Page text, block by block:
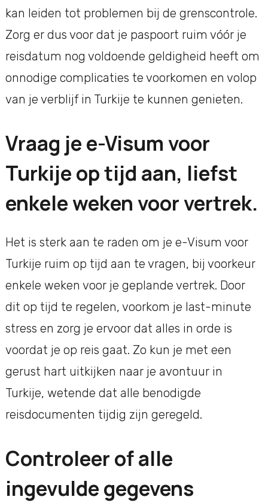
kan leiden tot problemen bij de grenscontrole.
Zorg er dus voor dat je paspoort ruim vóór je
reisdatum nog voldoende geldigheid heeft om
onnodige complicaties te voorkomen en volop
van je verblijf in Turkije te kunnen genieten.
Vraag je e-Visum voor
Turkije op tijd aan, liefst
enkele weken voor vertrek.
Het is sterk aan te raden om je e-Visum voor
Turkije ruim op tijd aan te vragen, bij voorkeur
enkele weken voor je geplande vertrek. Door
dit op tijd te regelen, voorkom je last-minute
stress en zorg je ervoor dat alles in orde is
voordat je op reis gaat. Zo kun je met een
gerust hart uitkijken naar je avontuur in
Turkije, wetende dat alle benodigde
reisdocumenten tijdig zijn geregeld.
Controleer of alle
ingevulde gegevens